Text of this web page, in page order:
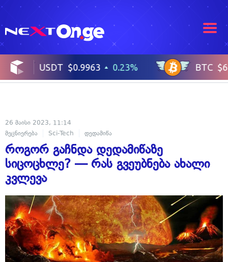
26 მაისი 2023, 11:14
მეცნიერება
Sci-Tech დედამიწა
როგორ გაჩნდა დედამიწაზე
სიცოცხლე? — რას გვეუბნება ახალი
კვლევა